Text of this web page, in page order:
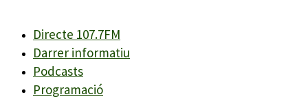
Directe 107.7FM
Darrer informatiu
Podcasts
Programació